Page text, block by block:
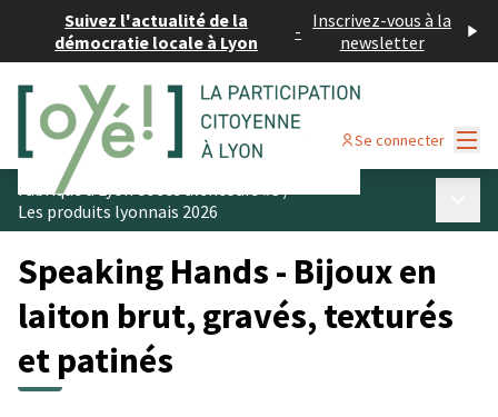
Suivez l'actualité de la
démocratie locale à Lyon
- Inscrivez-vous à la
newsletter
Se connecter
Fabriqué à Lyon et ses alentours #3/
Les produits lyonnais 2026
Speaking Hands - Bijoux en
laiton brut, gravés, texturés
et patinés